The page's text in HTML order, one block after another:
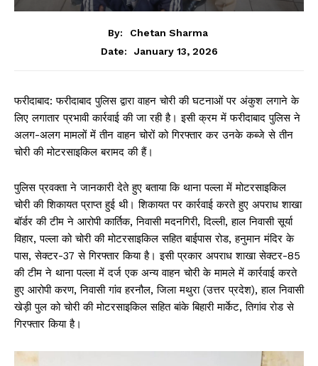
By:
Chetan Sharma
Date:
January 13, 2026
फरीदाबाद: फरीदाबाद पुलिस द्वारा वाहन चोरी की घटनाओं पर अंकुश लगाने के
लिए लगातार प्रभावी कार्रवाई की जा रही है। इसी क्रम में फरीदाबाद पुलिस ने
अलग-अलग मामलों में तीन वाहन चोरों को गिरफ्तार कर उनके कब्जे से तीन
चोरी की मोटरसाइकिल बरामद की हैं।
पुलिस प्रवक्ता ने जानकारी देते हुए बताया कि थाना पल्ला में मोटरसाइकिल
चोरी की शिकायत प्राप्त हुई थी। शिकायत पर कार्रवाई करते हुए अपराध शाखा
बॉर्डर की टीम ने आरोपी कार्तिक, निवासी मदनगिरी, दिल्ली, हाल निवासी सूर्या
विहार, पल्ला को चोरी की मोटरसाइकिल सहित बाईपास रोड, हनुमान मंदिर के
पास, सेक्टर-37 से गिरफ्तार किया है। इसी प्रकार अपराध शाखा सेक्टर-85
की टीम ने थाना पल्ला में दर्ज एक अन्य वाहन चोरी के मामले में कार्रवाई करते
हुए आरोपी करण, निवासी गांव हरनौल, जिला मथुरा (उत्तर प्रदेश), हाल निवासी
खेड़ी पुल को चोरी की मोटरसाइकिल सहित बांके बिहारी मार्केट, तिगांव रोड से
गिरफ्तार किया है।